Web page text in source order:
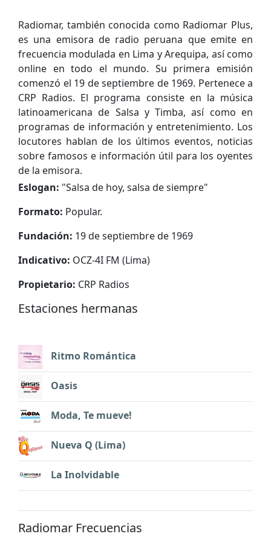
Radiomar, también conocida como Radiomar Plus,
es una emisora de radio peruana que emite en
frecuencia modulada en Lima y Arequipa, así como
online en todo el mundo. Su primera emisión
comenzó el 19 de septiembre de 1969. Pertenece a
CRP Radios. El programa consiste en la música
latinoamericana de Salsa y Timba, así como en
programas de información y entretenimiento. Los
locutores hablan de los últimos eventos, noticias
sobre famosos e información útil para los oyentes
de la emisora.
Eslogan: "Salsa de hoy, salsa de siempre"
Formato: Popular.
Fundación: 19 de septiembre de 1969
Indicativo: OCZ-4I FM (Lima)
Propietario: CRP Radios
Estaciones hermanas
Ritmo Romántica
Oasis
Moda, Te mueve!
Nueva Q (Lima)
La Inolvidable
Radiomar Frecuencias